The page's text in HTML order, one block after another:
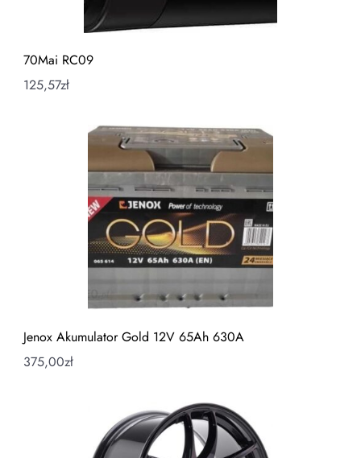
70Mai RC09
125,57zł
Jenox Akumulator Gold 12V 65Ah 630A
375,00zł